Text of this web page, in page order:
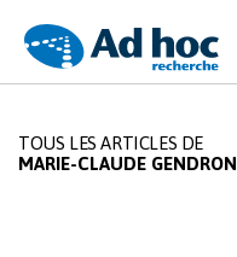
Ad
Recherche
TOUS LES ARTICLES DE
MARIE-CLAUDE GENDRON